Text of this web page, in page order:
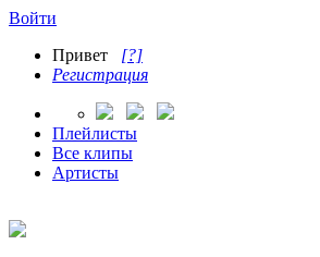
Войти
Привет [?]
Регистрация
Плейлисты
Все клипы
Артисты